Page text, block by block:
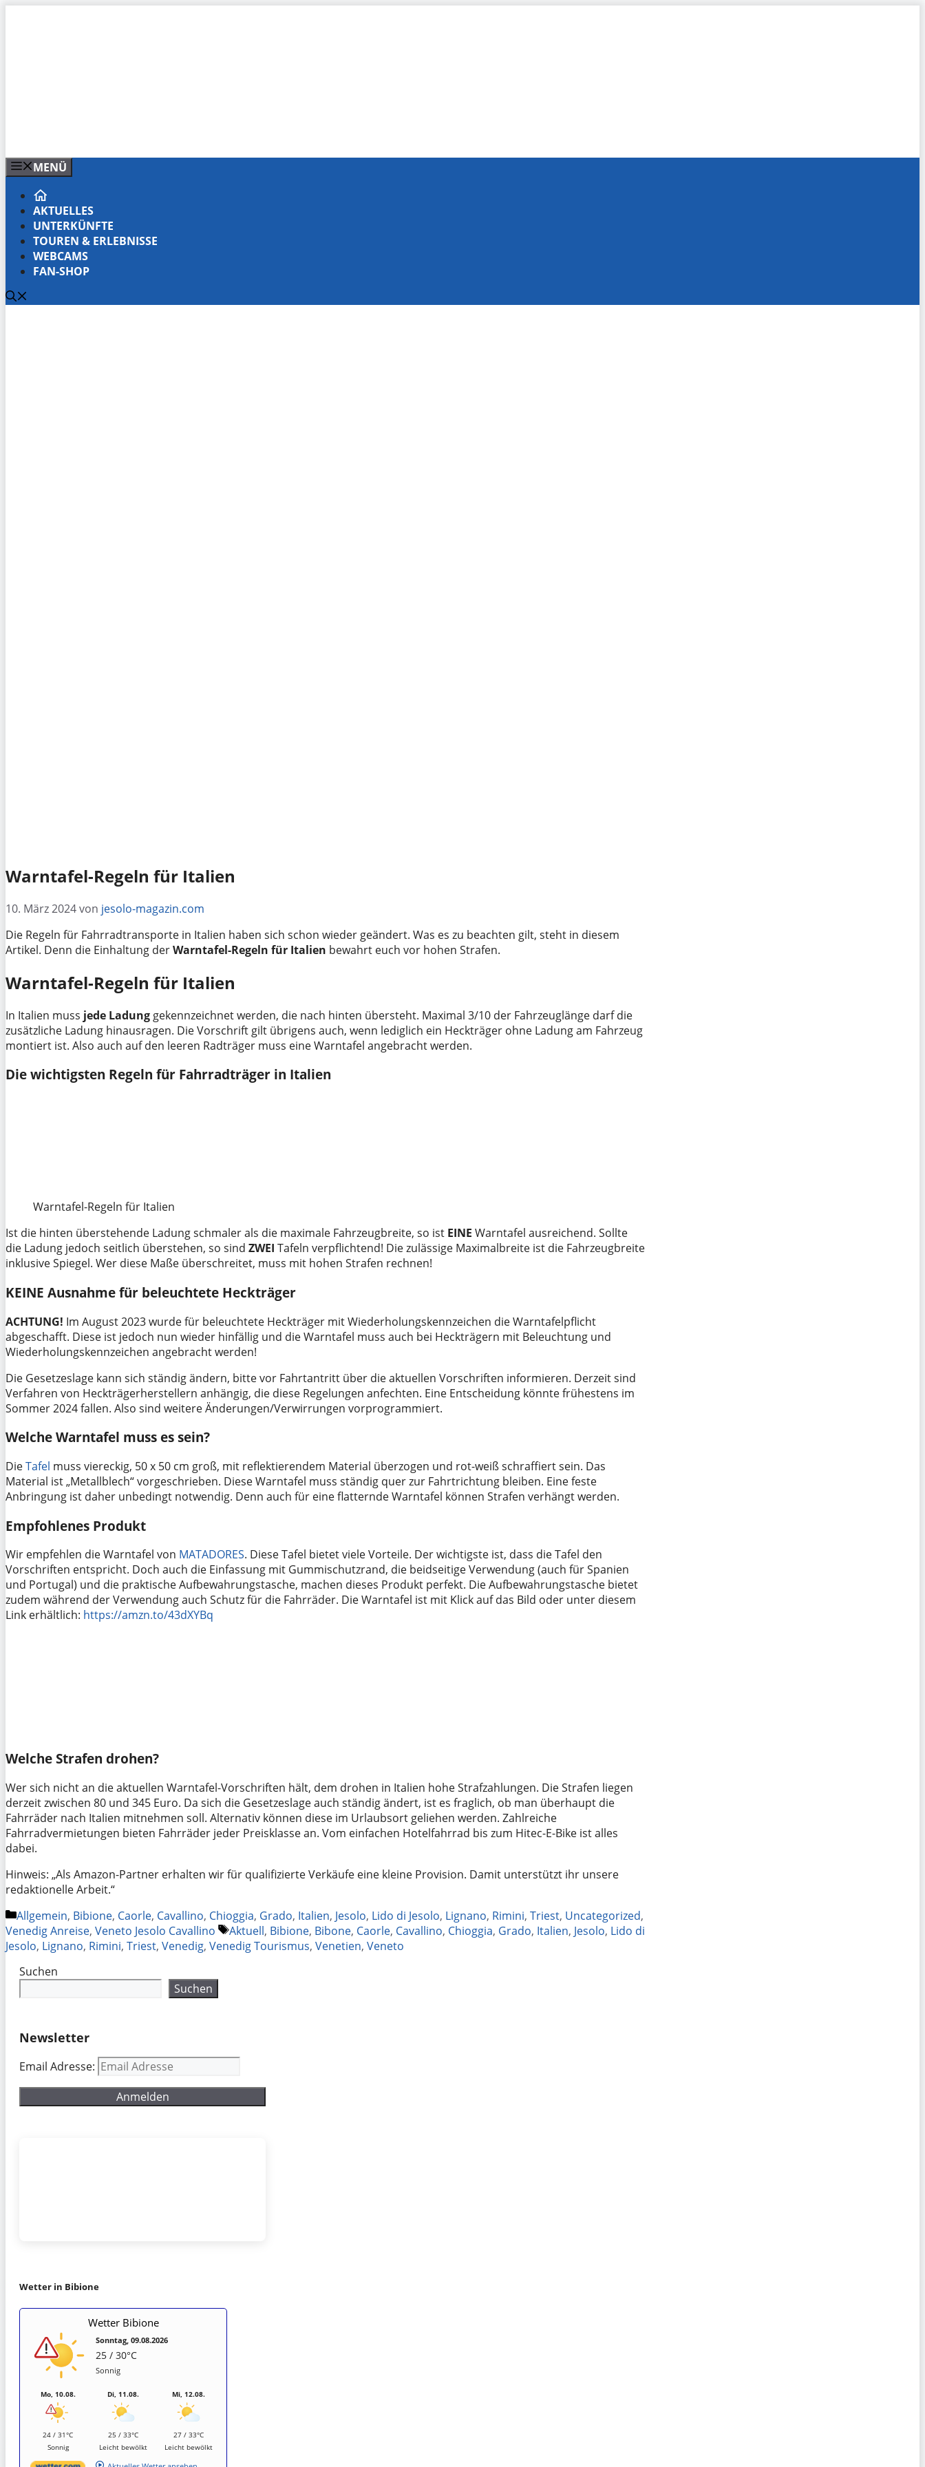
MENÜ
AKTUELLES
UNTERKÜNFTE
TOUREN & ERLEBNISSE
WEBCAMS
FAN-SHOP
Warntafel-Regeln für Italien
10. März 2024von jesolo-magazin.com
Die Regeln für Fahrradtransporte in Italien haben sich schon wieder geändert. Was es zu beachten gilt, steht in diesem
Artikel. Denn die Einhaltung derWarntafel-Regeln für Italien bewahrt euch vor hohen Strafen.
Warntafel-Regeln für Italien
In Italien muss jede Ladung gekennzeichnet werden, die nach hinten übersteht. Maximal 3/10 der Fahrzeuglänge darf die
zusätzliche Ladung hinausragen. Die Vorschrift gilt übrigens auch, wenn lediglich ein Heckträger ohne Ladung am Fahrzeug
montiert ist. Also auch auf den leeren Radträger muss eine Warntafel angebracht werden.
Die wichtigsten Regeln für Fahrradträger in Italien
Warntafel-Regeln für Italien
Ist die hinten überstehende Ladung schmaler als die maximale Fahrzeugbreite, so ist EINE Warntafel ausreichend. Sollte
die Ladung jedoch seitlich überstehen, so sind ZWEI Tafeln verpflichtend! Die zulässige Maximalbreite ist die Fahrzeugbreite
inklusive Spiegel. Wer diese Maße überschreitet, muss mit hohen Strafen rechnen!
KEINE Ausnahme für beleuchtete Heckträger
ACHTUNG! Im August 2023 wurde für beleuchtete Heckträger mit Wiederholungskennzeichen die Warntafelpflicht
abgeschafft. Diese ist jedoch nun wieder hinfällig und die Warntafel muss auch bei Heckträgern mit Beleuchtung und
Wiederholungskennzeichen angebracht werden!
Die Gesetzeslage kann sich ständig ändern, bitte vor Fahrtantritt über die aktuellen Vorschriften informieren. Derzeit sind
Verfahren von Heckträgerherstellern anhängig, die diese Regelungen anfechten. Eine Entscheidung könnte frühestens im
Sommer 2024 fallen. Also sind weitere Änderungen/Verwirrungen vorprogrammiert.
Welche Warntafel muss es sein?
DieTafel muss viereckig, 50 x 50 cm groß, mit reflektierendem Material überzogen und rot-weiß schraffiert sein. Das
Material ist „Metallblech“ vorgeschrieben. Diese Warntafel muss ständig quer zur Fahrtrichtung bleiben. Eine feste
Anbringung ist daher unbedingt notwendig. Denn auch für eine flatternde Warntafel können Strafen verhängt werden.
Empfohlenes Produkt
Wir empfehlen die Warntafel von MATADORES. Diese Tafel bietet viele Vorteile. Der wichtigste ist, dass die Tafel den
Vorschriften entspricht. Doch auch die Einfassung mit Gummischutzrand, die beidseitige Verwendung (auch für Spanien
und Portugal) und die praktische Aufbewahrungstasche, machen dieses Produkt perfekt. Die Aufbewahrungstasche bietet
zudem während der Verwendung auch Schutz für die Fahrräder. Die Warntafel ist mit Klick auf das Bild oder unter diesem
Link erhältlich: https://amzn.to/43dXYBq
Welche Strafen drohen?
Wer sich nicht an die aktuellen Warntafel-Vorschriften hält, dem drohen in Italien hohe Strafzahlungen. Die Strafen liegen
derzeit zwischen 80 und 345 Euro. Da sich die Gesetzeslage auch ständig ändert, ist es fraglich, ob man überhaupt die
Fahrräder nach Italien mitnehmen soll. Alternativ können diese im Urlaubsort geliehen werden. Zahlreiche
Fahrradvermietungen bieten Fahrräder jeder Preisklasse an. Vom einfachen Hotelfahrrad bis zum Hitec-E-Bike ist alles
dabei.
Hinweis: „Als Amazon-Partner erhalten wir für qualifizierte Verkäufe eine kleine Provision. Damit unterstützt ihr unsere
redaktionelle Arbeit.“
Kategorien
Allgemein, Bibione, Caorle, Cavallino, Chioggia, Grado, Italien, Jesolo, Lido di Jesolo, Lignano, Rimini, Triest, Uncategorized,
Venedig Anreise, Veneto Jesolo Cavallino Schlagwörter
Aktuell, Bibione, Bibone, Caorle, Cavallino, Chioggia, Grado, Italien, Jesolo, Lido di
Jesolo, Lignano, Rimini, Triest, Venedig, Venedig Tourismus, Venetien, Veneto
Suchen
Suchen
Newsletter
Email Adresse:
Wetter in Bibione
Wetter Bibione
Sonntag, 09.08.2026
25 / 30°C
Sonnig
Mo, 10.08.
24 / 31°C
Sonnig
Di, 11.08.
25 / 33°C
Leicht bewölkt
Mi, 12.08.
27 / 33°C
Leicht bewölkt